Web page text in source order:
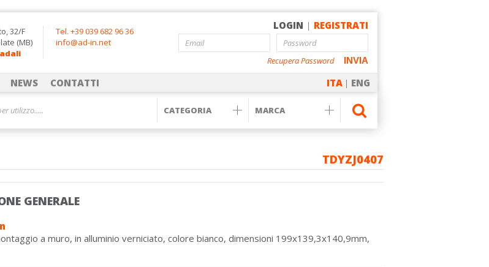
32/F
(MB)
Tel. +39 039 682 96 36
info@ad-in.net
LOGIN | REGISTRATI
INVIA
Recupera Password
NEWS CONTATTI ITA | ENG
TDYZJ0407
GENERALE
a muro, in alluminio verniciato, colore bianco, dimensioni 199x139,3x140,9mm,